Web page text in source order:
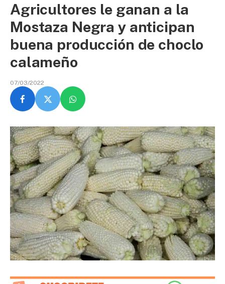
Agricultores le ganan a la
Mostaza Negra y anticipan
buena producción de choclo
calameño
07/03/2022